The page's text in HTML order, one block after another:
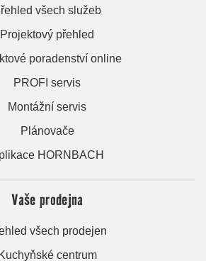
všech služeb
Projektový přehled
poradenství online
PROFI servis
Montážní servis
Plánovače
HORNBACH
Vaše prodejna
všech prodejen
Kuchyňské centrum